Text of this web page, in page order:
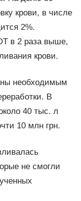
крови, в числе
2%.
в 2 раза выше,
крови.
необходимым
В
40 тыс. л
10 млн грн.
не смогли